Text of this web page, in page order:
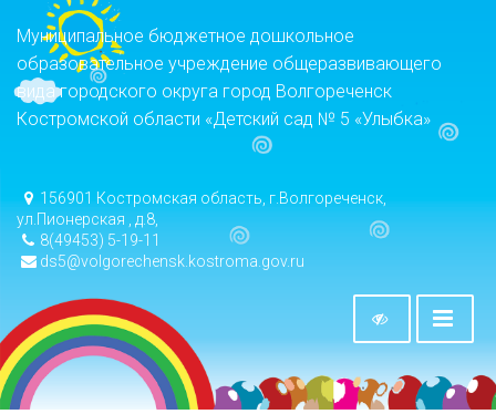
Муниципальное бюджетное дошкольное
образовательное учреждение общеразвивающего
вида городского округа город Волгореченск
Костромской области «Детский сад № 5 «Улыбка»
156901 Костромская область, г.Волгореченск,
ул.Пионерская , д.8,
8(49453) 5-19-11
ds5@volgorechensk.kostroma.gov.ru